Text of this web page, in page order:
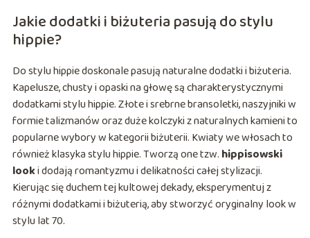
Jakie dodatki i biżuteria pasują do stylu
hippie?
Do stylu hippie doskonale pasują naturalne dodatki i biżuteria.
Kapelusze, chusty i opaski na głowę są charakterystycznymi
dodatkami stylu hippie. Złote i srebrne bransoletki, naszyjniki w
formie talizmanów oraz duże kolczyki z naturalnych kamieni to
popularne wybory w kategorii biżuterii. Kwiaty we włosach to
również klasyka stylu hippie. Tworzą one tzw. hippisowski
looki dodają romantyzmu i delikatności całej stylizacji.
Kierując się duchem tej kultowej dekady, eksperymentuj z
różnymi dodatkami i biżuterią, aby stworzyć oryginalny look w
stylu lat 70.